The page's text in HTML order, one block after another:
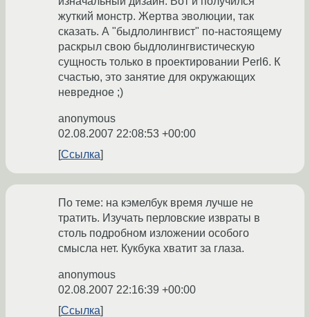
жуткий монстр. Жертва эволюции, так
сказать. А "быдлолингвист" по-настоящему
раскрыл свою быдлолингвистическую
сущность только в проектировании Perl6. К
счастью, это занятие для окружающих
невредное ;)
anonymous
02.08.2007 22:08:53 +00:00
Ссылка
По теме: на кэмелбук время лучше не
тратить. Изучать перловские извраты в
столь подробном изложении особого
смысла нет. Кукбука хватит за глаза.
anonymous
02.08.2007 22:16:39 +00:00
Ссылка